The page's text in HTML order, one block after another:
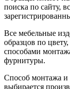
поиска по сайту,
Все мебельные
образцов по
способами
фурнитуры.
Способ монтажа и
выбирается